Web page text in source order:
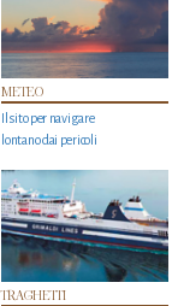
METEO
Il sito per navigare
lontano dai pericoli
TRAGHETTI